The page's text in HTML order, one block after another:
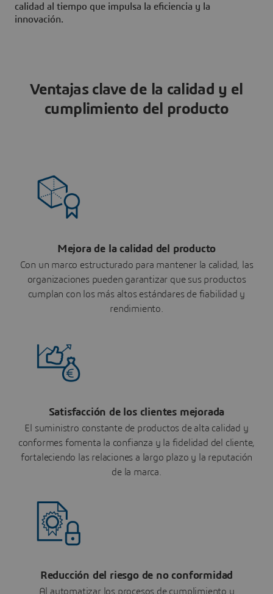
calidad al tiempo que impulsa la eficiencia y la
innovación.
Ventajas clave de la calidad y el
cumplimiento del producto
Mejora de la calidad del producto
Con un marco estructurado para mantener la calidad, las
organizaciones pueden garantizar que sus productos
cumplan con los más altos estándares de fiabilidad y
rendimiento.
Satisfacción de los clientes mejorada
El suministro constante de productos de alta calidad y
conformes fomenta la confianza y la fidelidad del cliente,
fortaleciendo las relaciones a largo plazo y la reputación
de la marca.
Reducción del riesgo de no conformidad
Al automatizar los procesos de cumplimiento y